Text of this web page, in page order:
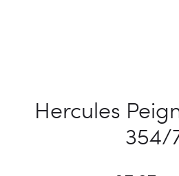
Hercules
354/